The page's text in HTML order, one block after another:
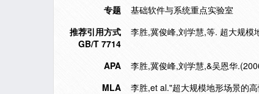
专题
基础软件与系统重点实验室
推荐引用方式
GB/T 7714
李胜,冀俊峰,刘学慧,等. 超大规
APA 李胜,冀俊峰,刘学慧,&吴恩华
MLA
李胜,et al."超大规模地形场景的